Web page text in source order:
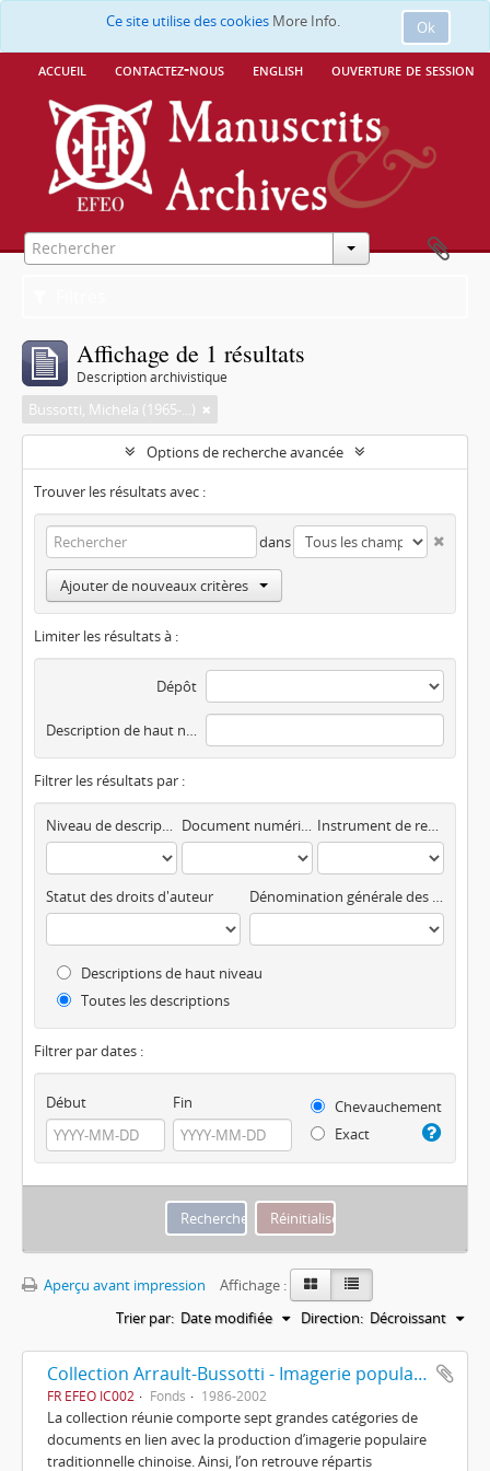
Ok
Ce site utilise des cookies More Info.
accueil contactez-nous english ouverture de session
Affichage de 1 résultats
Description archivistique
Bussotti, Michela (1965-...)
Options de recherche avancée
Trouver les résultats avec :
dans
Ajouter de nouveaux critères
Limiter les résultats à :
Dépôt
Description de haut niveau
Filtrer les résultats par :
Niveau de description Document numérisé disponible Instrument de recherche
Statut des droits d'auteur Dénomination générale des documents
Descriptions de haut niveau
Toutes les descriptions
Filtrer par dates :
Début Fin
Chevauchement
Exact
Aperçu avant impression
Affichage :
Trier par: Date modifiée Direction: Décroissant
Collection Arrault-Bussotti - Imagerie populaire chinoise
FR EFEO IC002 Fonds 1986-2002
La collection réunie comporte sept grandes catégories de
documents en lien avec la production d’imagerie populaire
traditionnelle chinoise. Ainsi, l’on retrouve répartis